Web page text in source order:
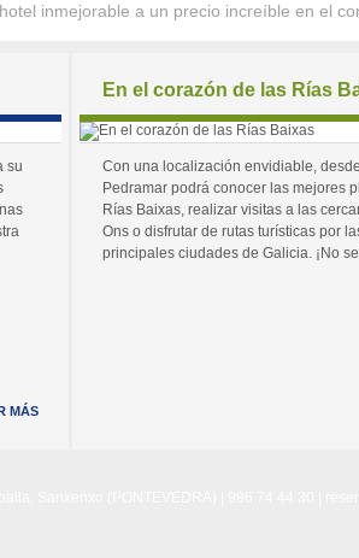
inmejorable a un precio increíble en el
su
MÁS
En el corazón de las Rías
Con una localización envidiable,
Pedramar podrá conocer las mejores
Rías Baixas, realizar visitas a las
Ons o disfrutar de rutas turísticas por
principales ciudades de Galicia. ¡No